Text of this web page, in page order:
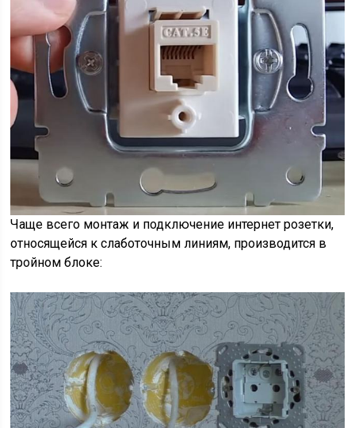
Чаще всего монтаж и подключение интернет розетки,
относящейся к слаботочным линиям, производится в
тройном блоке: